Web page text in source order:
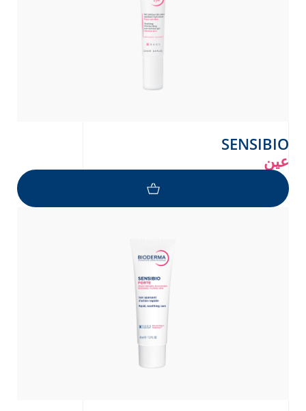
SENSIBIO
عين